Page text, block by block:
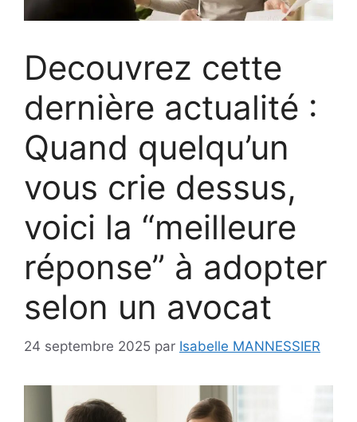
Decouvrez cette
dernière actualité :
Quand quelqu’un
vous crie dessus,
voici la “meilleure
réponse” à adopter
selon un avocat
24 septembre 2025 par Isabelle MANNESSIER